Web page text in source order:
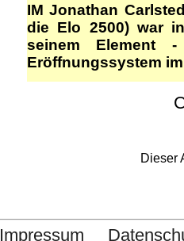
IM Jonathan
die Elo 2500) war
seinem Element
Eröffnungssystem
Dieser
Impressum